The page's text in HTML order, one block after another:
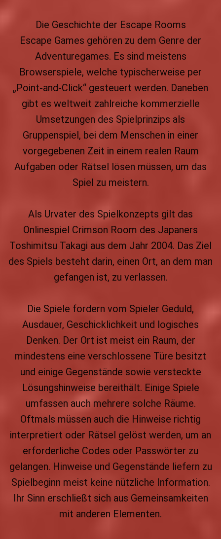
Die Geschichte der Escape Rooms
Escape Games gehören zu dem Genre der
Adventuregames. Es sind meistens
Browserspiele, welche typischerweise per
„Point-and-Click“ gesteuert werden. Daneben
gibt es weltweit zahlreiche kommerzielle
Umsetzungen des Spielprinzips als
Gruppenspiel, bei dem Menschen in einer
vorgegebenen Zeit in einem realen Raum
Aufgaben oder Rätsel lösen müssen, um das
Spiel zu meistern.
Als Urvater des Spielkonzepts gilt das
Onlinespiel Crimson Room des Japaners
Toshimitsu Takagi aus dem Jahr 2004. Das Ziel
des Spiels besteht darin, einen Ort, an dem man
gefangen ist, zu verlassen.
Die Spiele fordern vom Spieler Geduld,
Ausdauer, Geschicklichkeit und logisches
Denken. Der Ort ist meist ein Raum, der
mindestens eine verschlossene Türe besitzt
und einige Gegenstände sowie versteckte
Lösungshinweise bereithält. Einige Spiele
umfassen auch mehrere solche Räume.
Oftmals müssen auch die Hinweise richtig
interpretiert oder Rätsel gelöst werden, um an
erforderliche Codes oder Passwörter zu
gelangen. Hinweise und Gegenstände liefern zu
Spielbeginn meist keine nützliche Information.
Ihr Sinn erschließt sich aus Gemeinsamkeiten
mit anderen Elementen.